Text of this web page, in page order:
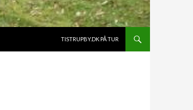
TISTRUPBY.DK PÅ TUR